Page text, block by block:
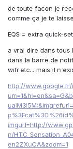
de toute facon je
comme ça je te
EQS = extra quick-
a vrai dire dans tous
dans la barre de
wifi etc... mais il
http://www.google.fr/
imgurl=http://
n/
en2ZXuCA&zoom=1